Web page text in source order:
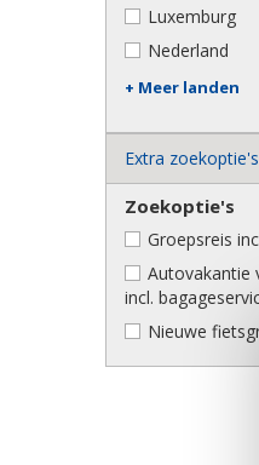
Luxemburg
Nederland
+ Meer landen
Extra zoekoptie's
Zoekoptie's
Groepsreis
Autovakantie
incl.
Nieuwe